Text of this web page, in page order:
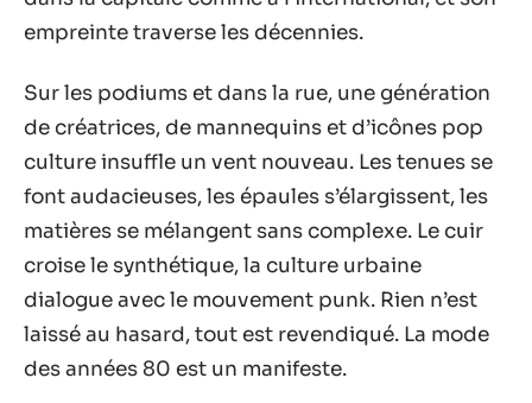
empreinte traverse les décennies.
Sur les podiums et dans la rue, une génération
de créatrices, de mannequins et d’icônes pop
culture insuffle un vent nouveau. Les tenues se
font audacieuses, les épaules s’élargissent, les
matières se mélangent sans complexe. Le cuir
croise le synthétique, la culture urbaine
dialogue avec le mouvement punk. Rien n’est
laissé au hasard, tout est revendiqué. La mode
des années 80 est un manifeste.